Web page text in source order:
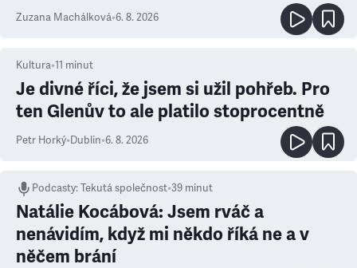
Zuzana Machálková•6. 8. 2026
Kultura•11 minut
Je divné říci, že jsem si užil pohřeb. Pro
ten Glenův to ale platilo stoprocentně
Petr Horký•Dublin•6. 8. 2026
Podcasty:Tekutá společnost•39 minut
Natálie Kocábová: Jsem rváč a
nenávidím, když mi někdo říká ne a v
něčem brání